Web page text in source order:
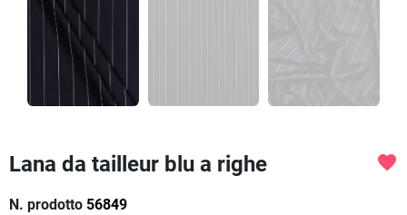
Lana da tailleur blu a righe
N. prodotto 56849
favorite